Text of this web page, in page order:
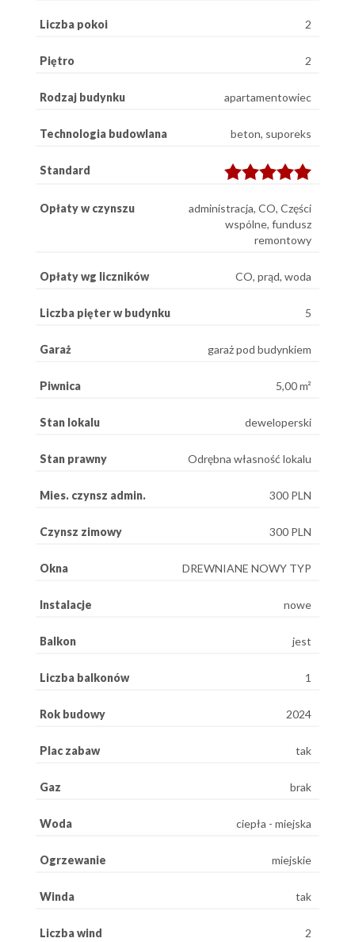
Liczba pokoi 2
Piętro 2
Rodzaj budynku apartamentowiec
Technologia budowlana beton, suporeks
Standard
Opłaty w czynszu
administracja, CO, Części
wspólne, fundusz
remontowy
Opłaty wg liczników CO, prąd, woda
Liczba pięter w budynku 5
Garaż garaż pod budynkiem
Piwnica 5,00 m²
Stan lokalu deweloperski
Stan prawny Odrębna własność lokalu
Mies. czynsz admin. 300 PLN
Czynsz zimowy 300 PLN
Okna DREWNIANE NOWY TYP
Instalacje nowe
Balkon jest
Liczba balkonów 1
Rok budowy 2024
Plac zabaw tak
Gaz brak
Woda ciepła - miejska
Ogrzewanie miejskie
Winda tak
Liczba wind 2